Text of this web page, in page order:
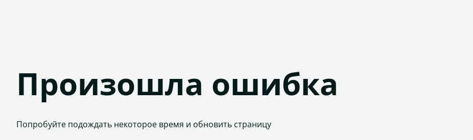
Произошла ошибка
Попробуйте подождать некоторое время и обновить страницу